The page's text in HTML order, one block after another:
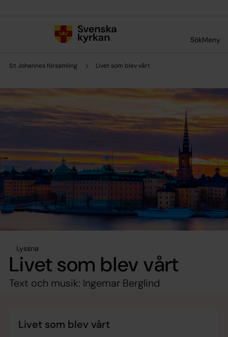
SökMeny
S:t Johannes församling Livet som blev vårt
Lyssna
Livet som blev vårt
Text och musik: Ingemar Berglind
Livet som blev vårt